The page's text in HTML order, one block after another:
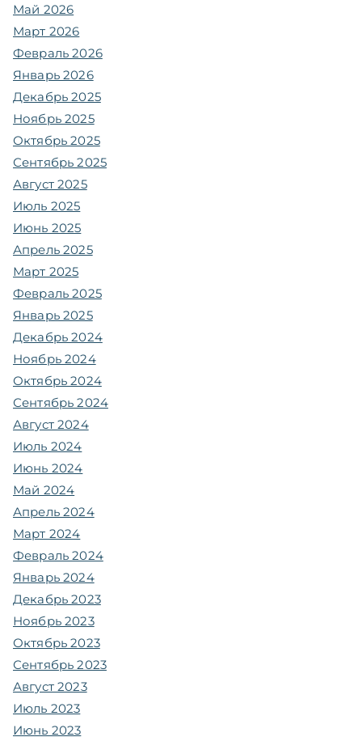
Май 2026
Март 2026
Февраль 2026
Январь 2026
Декабрь 2025
Ноябрь 2025
Октябрь 2025
Сентябрь 2025
Август 2025
Июль 2025
Июнь 2025
Апрель 2025
Март 2025
Февраль 2025
Январь 2025
Декабрь 2024
Ноябрь 2024
Октябрь 2024
Сентябрь 2024
Август 2024
Июль 2024
Июнь 2024
Май 2024
Апрель 2024
Март 2024
Февраль 2024
Январь 2024
Декабрь 2023
Ноябрь 2023
Октябрь 2023
Сентябрь 2023
Август 2023
Июль 2023
Июнь 2023